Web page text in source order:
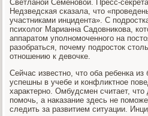
Светланой Семеновой. Пресс-
Недзведская сказала, что
участниками инцидента». С
психолог Марианна Садовникова,
аппаратом уполномоченного на
разобраться, почему подросток
отношению к девочке.
Сейчас известно, что оба ребенка из
успешны в учебе и конфликтное
характерно. Омбудсмен считает, что
помочь, а наказание здесь не
следить за развитием ситуации.